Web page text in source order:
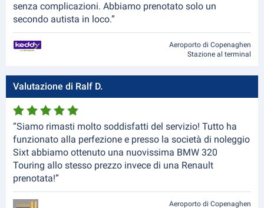
senza complicazioni. Abbiamo prenotato solo un
secondo autista in loco.”
Aeroporto di Copenaghen
Stazione al terminal
Valutazione di Ralf D.
“Siamo rimasti molto soddisfatti del servizio! Tutto ha
funzionato alla perfezione e presso la società di noleggio
Sixt abbiamo ottenuto una nuovissima BMW 320
Touring allo stesso prezzo invece di una Renault
prenotata!”
Aeroporto di Copenaghen